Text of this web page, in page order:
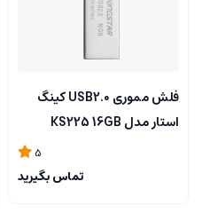
فلش مموری USB2.0 کینگ
استار مدل KS225 16GB
5
تماس بگیرید